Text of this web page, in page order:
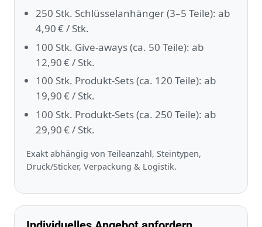
250 Stk. Schlüsselanhänger (3–5 Teile): ab
4,90 € / Stk.
100 Stk. Give‑aways (ca. 50 Teile): ab
12,90 € / Stk.
100 Stk. Produkt‑Sets (ca. 120 Teile): ab
19,90 € / Stk.
100 Stk. Produkt‑Sets (ca. 250 Teile): ab
29,90 € / Stk.
Exakt abhängig von Teileanzahl, Steintypen,
Druck/Sticker, Verpackung & Logistik.